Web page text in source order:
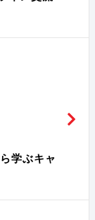
学ぶキャ